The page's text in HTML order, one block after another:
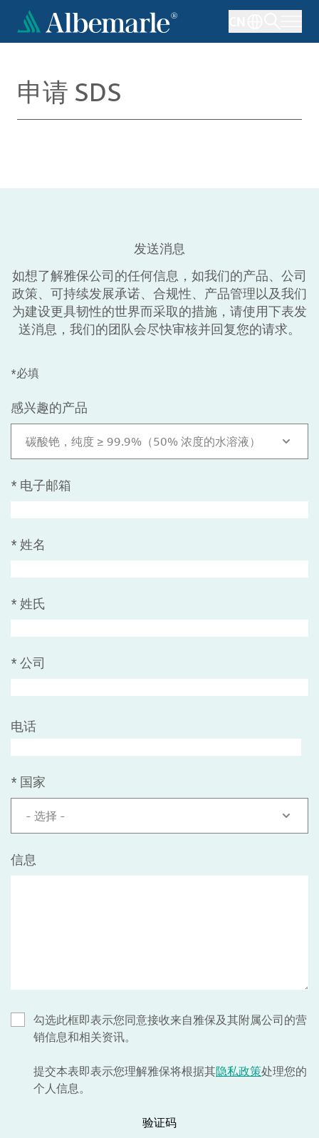
到
申请 SDS
发送消息
如想了解雅保公司的任何信息，如我们的产品、公司
政策、可持续发展承诺、合规性、产品管理以及我们
为建设更具韧性的世界而采取的措施，请使用下表发
送消息，我们的团队会尽快审核并回复您的请求。
*必填
感兴趣的产品
碳酸铯，纯度 ≥ 99.9%（50% 浓度的水溶液）
* 电子邮箱
* 姓名
* 姓氏
* 公司
电话
* 国家
- 选择 -
信息
勾选此框即表示您同意接收来自雅保及其附属公司的营
销信息和相关资讯。
提交本表即表示您理解雅保将根据其隐私政策处理您的
个人信息。
验证码